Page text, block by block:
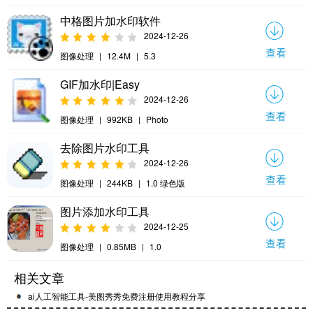
中格图片加水印软件
2024-12-26
图像处理 | 12.4M | 5.3 查看
GIF加水印|Easy
2024-12-26
图像处理 | 992KB | Photo 查看
去除图片水印工具
2024-12-26
图像处理 | 244KB | 1.0 绿色版 查看
图片添加水印工具
2024-12-25
图像处理 | 0.85MB | 1.0 查看
相关文章
ai人工智能工具-美图秀秀免费注册使用教程分享